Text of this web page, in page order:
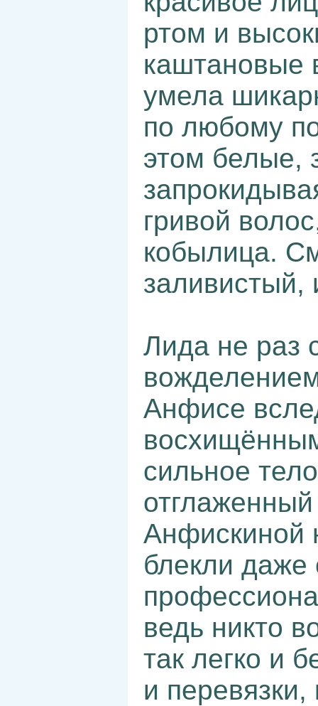
ртом и
умела
по любому
этом белые,
гривой
кобылица.
заливистый,
Лида не раз
Анфисе
сильное
Анфискиной
блекли
ведь никто
так легко и
и